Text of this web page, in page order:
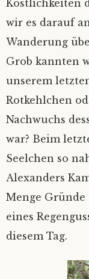
Fair winds
‚Kein Wind
Unsichtig
Nicht Sand
den Füßen
Hamburg in
Die
Hab‘ ich‘s
Sahne-Gate
Köstlichkeiten
wir es darauf
Wanderung
Grob kannten
unserem
Rotkehlchen
Nachwuchs
war? Beim
Seelchen so
Alexanders
Menge Gründe
eines
diesem Tag.